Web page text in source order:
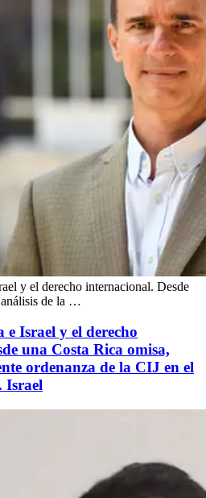
y el derecho internacional. Desde
análisis de la …
e Israel y el derecho
una Costa Rica omisa,
ordenanza de la CIJ en el
Israel